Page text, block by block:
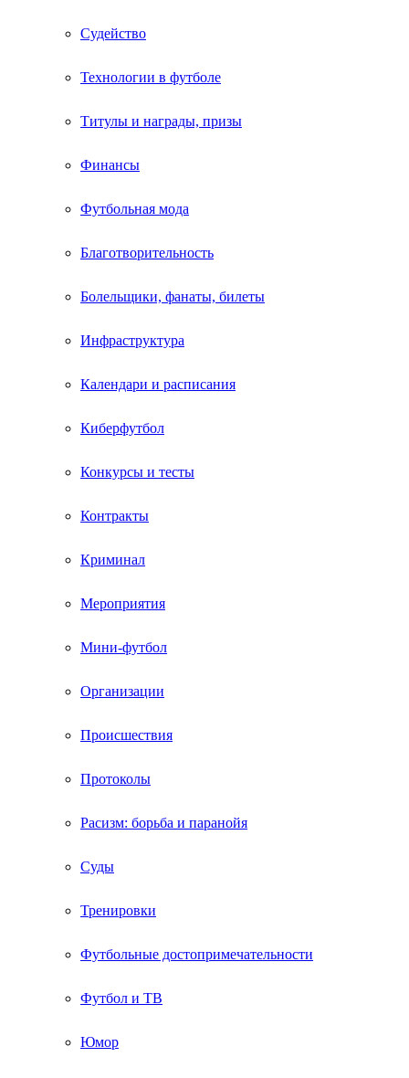
Судейство
Технологии в футболе
Титулы и награды, призы
Финансы
Футбольная мода
Благотворительность
Болельщики, фанаты, билеты
Инфраструктура
Календари и расписания
Киберфутбол
Конкурсы и тесты
Контракты
Криминал
Мероприятия
Мини-футбол
Организации
Происшествия
Протоколы
Расизм: борьба и паранойя
Суды
Тренировки
Футбольные достопримечательности
Футбол и ТВ
Юмор